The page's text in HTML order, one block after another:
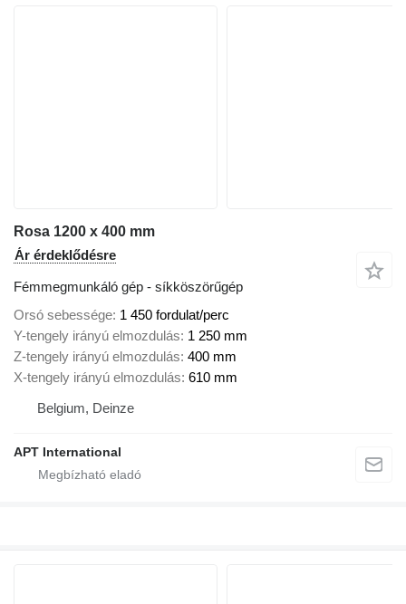
Rosa 1200 x 400 mm
Ár érdeklődésre
Fémmegmunkáló gép - síkköszörűgép
Orsó sebessége 1 450 fordulat/perc
Y-tengely irányú elmozdulás 1 250 mm
Z-tengely irányú elmozdulás 400 mm
X-tengely irányú elmozdulás 610 mm
Belgium, Deinze
APT International